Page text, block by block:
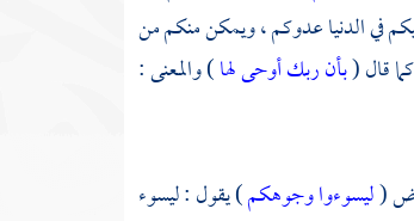
في الدنيا عدوكم ، ويمكن منكم من
قال (بأن ربك أوحى لها) والمعنى :
(ليسوءوا وجوهكم) يقول : ليسوء